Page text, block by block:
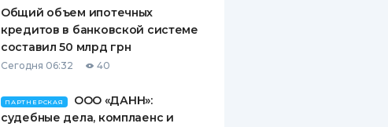
Общий объем ипотечных
кредитов в банковской системе
составил 50 млрд грн
Сегодня 06:32 40
ПАРТНЕРСКАЯ
ООО «ДАНН»:
судебные дела, комплаенс и